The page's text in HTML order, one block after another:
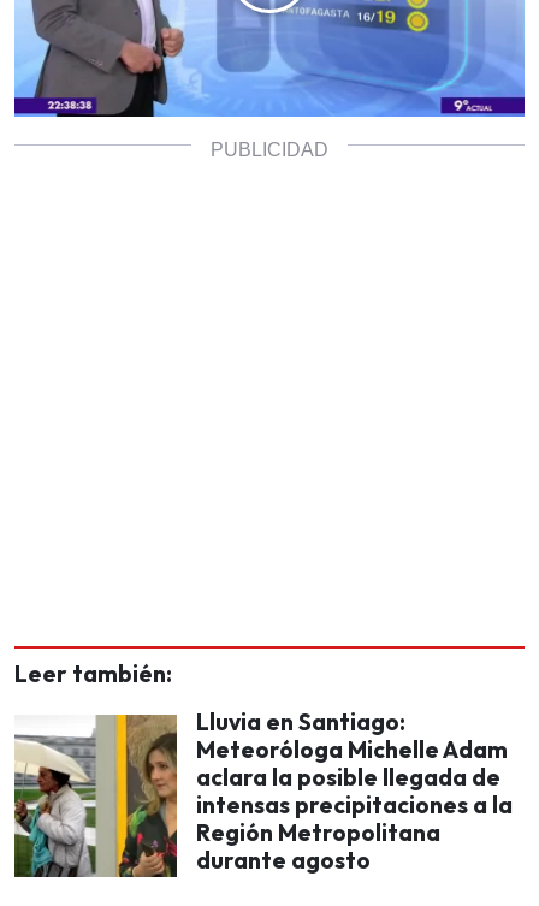
Leer también:
Lluvia en Santiago:
Meteoróloga Michelle Adam
aclara la posible llegada de
intensas precipitaciones a la
Región Metropolitana
durante agosto